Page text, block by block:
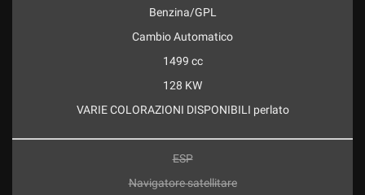
Benzina/GPL
Cambio Automatico
1499 cc
128 KW
VARIE COLORAZIONI DISPONIBILI perlato
ESP
Navigatore satellitare